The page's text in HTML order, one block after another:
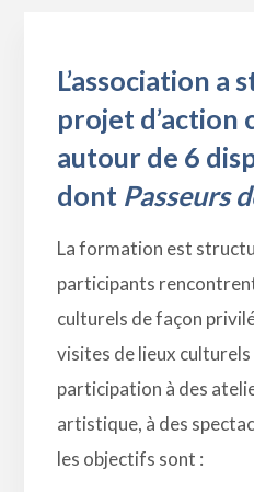
L’association a
projet d’action
autour de 6
dont Passeurs
La formation est
participants
culturels de façon
visites de lieux
participation à des
artistique, à des
les objectifs sont :